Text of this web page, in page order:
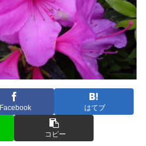
Facebook はてブ
コピー